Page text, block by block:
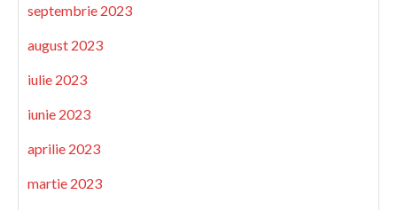
septembrie 2023
august 2023
iulie 2023
iunie 2023
aprilie 2023
martie 2023